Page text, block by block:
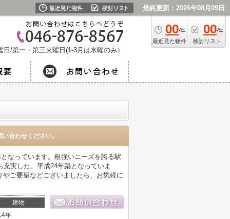
最終更新：2026年08月09日
00件
最近見た物件
00件
検討リスト
日/第一・第三火曜日(1-3月は水曜のみ）
合わせください。
なっています。根強いニーズを誇る駅
実した、平成24年築となっていま
ご要望などございましたら、お気軽に
建物
年